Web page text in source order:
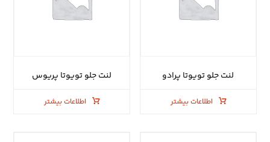
لنت جلو تویوتا پرادو
اطلاعات بیشتر
لنت جلو تویوتا پریوس
اطلاعات بیشتر